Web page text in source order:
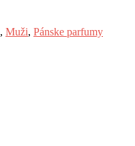
, Muži, Pánske parfumy